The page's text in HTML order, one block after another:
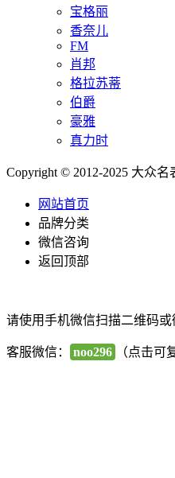
宝格丽
香奈儿
FM
肖邦
格拉苏蒂
伯爵
豪雅
真力时
Copyright © 2012-2025 大众名
网站首页
品牌分类
微信咨询
返回顶部
请使用手机微信扫描二维码
客服微信： noo296 （点击可